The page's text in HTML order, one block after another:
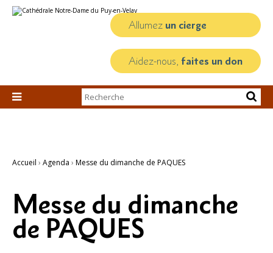
au
personnels
Allumez un cierge
Aidez-nous, faites un don

Chercher par
Recherche
Accueil › Agenda › Messe du dimanche de PAQUES
Messe du dimanche
de PAQUES